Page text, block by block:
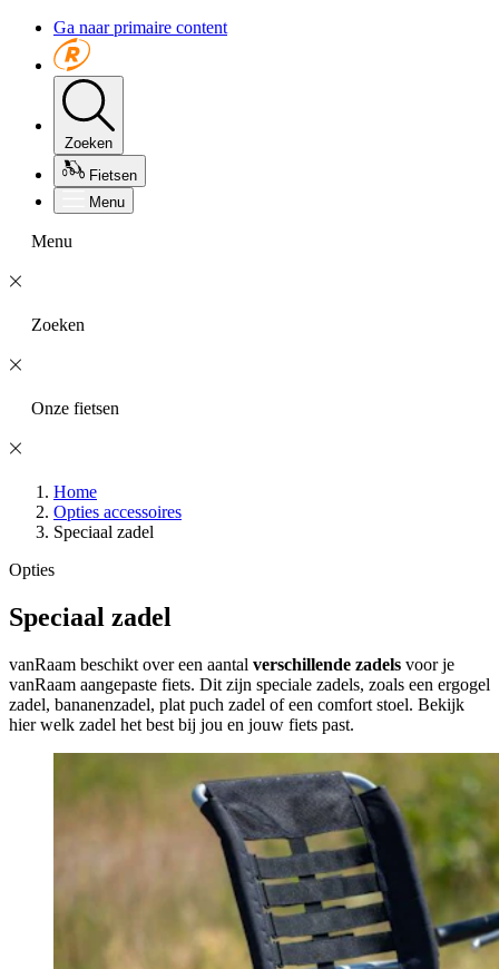
Ga naar primaire content
Zoeken
Fietsen
Menu
Menu
Zoeken
Onze fietsen
Home
Opties accessoires
Speciaal zadel
Opties
Speciaal zadel
vanRaam beschikt over een aantal verschillende zadels voor je
vanRaam aangepaste fiets. Dit zijn speciale zadels, zoals een ergogel
zadel, bananenzadel, plat puch zadel of een comfort stoel. Bekijk
hier welk zadel het best bij jou en jouw fiets past.